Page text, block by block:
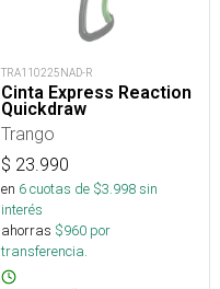
TRA110225NAD-R
Cinta Express Reaction
Quickdraw
Trango
$ 23.990
en 6cuotas de $3.998sin
interés
ahorras $960 por
transferencia.